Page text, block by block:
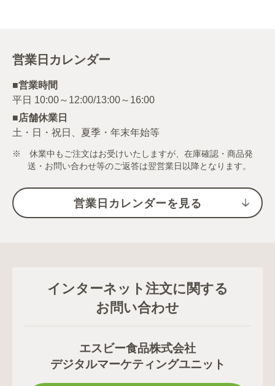
営業日カレンダー
■営業時間
■店舗休業日
土・日・祝日、夏季・年末年始等
※ 休業中もご注文はお受けいたしますが、在庫確認・商品発
送・お問い合わせ等のご返答は翌営業日以降となります。
営業日カレンダーを見る
インターネット注文に関する
お問い合わせ
エスビー食品株式会社
デジタルマーケティングユニット